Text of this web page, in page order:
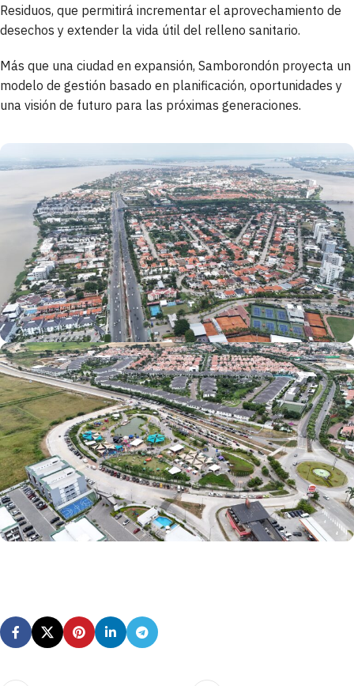
Residuos, que permitirá incrementar el aprovechamiento de
desechos y extender la vida útil del relleno sanitario.
Más que una ciudad en expansión, Samborondón proyecta un
modelo de gestión basado en planificación, oportunidades y
una visión de futuro para las próximas generaciones.